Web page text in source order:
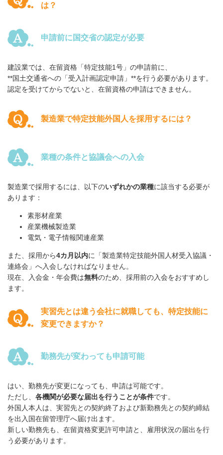
は？
申請前に国交省の認定が必要
建設業では、在留資格「特定技能1号」の申請前に、
**国土交通省への「受入計画認定申請」**を行う必要があります。
認定を受けてからでないと、在留資格の申請はできません。
製造業で特定技能外国人を採用するには？
業種の条件と協議会への入会
製造業で採用するには、以下のいずれかの業種に該当する必要が
あります：
素形材産業
産業機械製造業
電気・電子情報関連産業
また、採用から4カ月以内に「製造業特定技能外国人材受入協議・
連絡会」へ入会しなければなりません。
現在、入会金・年会費は無料のため、採用前の入会をおすすめし
ます。
実習先とは違う会社に就職しても、特定技能に
変更できますか？
勤務先が変わっても申請可能
はい、勤務先が変更になっても、申請は可能です。
ただし、 各機関が必要な届出を行うことが条件です。
外国人本人は、実習先との契約終了および新勤務先との契約締結
を出入国在留管理庁へ届け出ます。
新しい勤務先も、在留資格変更許可申請と、雇用状況の届出を行
う必要があります。